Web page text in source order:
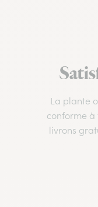
La plante
conforme à
livrons